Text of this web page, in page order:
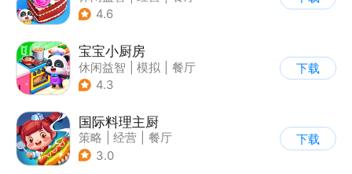
| 宝宝巴士
4.6
宝宝小厨房
休闲益智 模拟
餐厅
| 宝宝巴士
4.3
下载
国际料理主厨
策略 经营
餐厅
| 学习教育
3.0
下载